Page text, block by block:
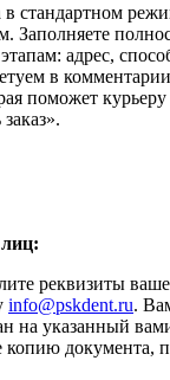
стандартном
Заполняете
адрес,
в комментарии
поможет
реквизиты
info@pskdent.ru.
на указанный
копию документа,